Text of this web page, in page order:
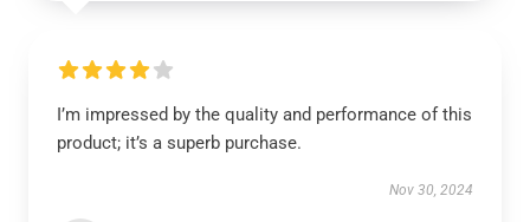
I’m impressed by the quality and performance of this
product; it’s a superb purchase.
Nov 30, 2024